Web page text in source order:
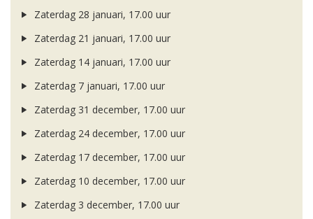
Zaterdag 28 januari, 17.00 uur
Zaterdag 21 januari, 17.00 uur
Zaterdag 14 januari, 17.00 uur
Zaterdag 7 januari, 17.00 uur
Zaterdag 31 december, 17.00 uur
Zaterdag 24 december, 17.00 uur
Zaterdag 17 december, 17.00 uur
Zaterdag 10 december, 17.00 uur
Zaterdag 3 december, 17.00 uur